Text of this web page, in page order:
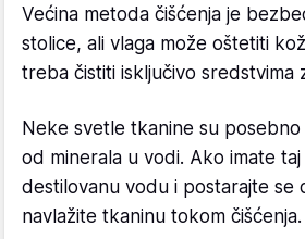
Većina metoda čišćenja je
stolice, ali vlaga može oštetiti
treba čistiti isključivo sredstvima
Neke svetle tkanine su
od minerala u vodi. Ako imate
destilovanu vodu i postarajte se
navlažite tkaninu tokom čišćenja.